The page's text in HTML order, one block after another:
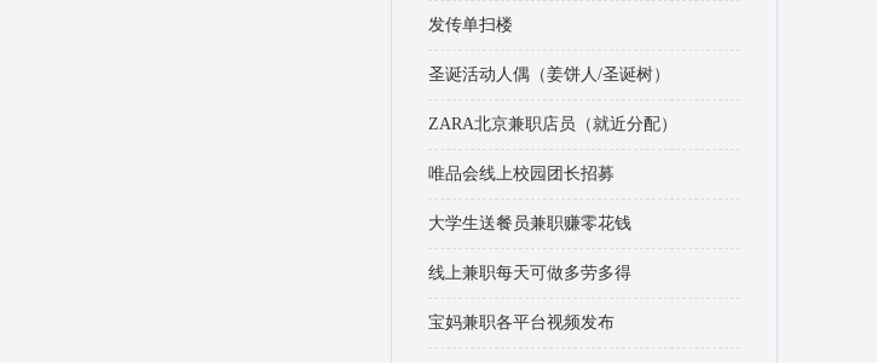
发传单扫楼
圣诞活动人偶（姜饼人/圣诞树）
ZARA北京兼职店员（就近分配）
唯品会线上校园团长招募
大学生送餐员兼职赚零花钱
线上兼职每天可做多劳多得
宝妈兼职各平台视频发布